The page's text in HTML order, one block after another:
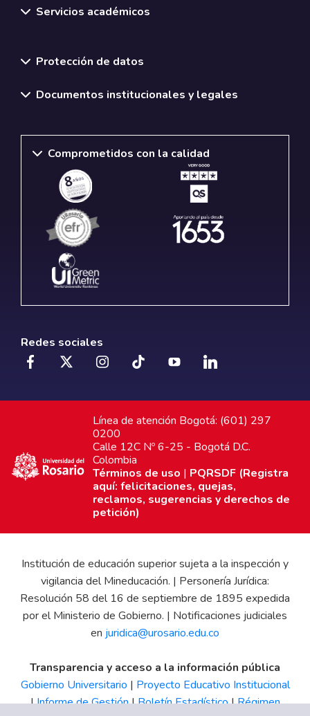
Servicios académicos
Protección de datos
Documentos institucionales y legales
Comprometidos con la calidad
Redes sociales
Línea de atención Bogotá: (601) 297
0200
Calle 12C Nº 6-25 - Bogotá D.C.
Colombia
Términos de uso | PQRSDF (Registra
aquí: felicitaciones, quejas,
reclamos, sugerencias y derechos de
petición)
Institución de educación superior sujeta a la inspección y
vigilancia del Mineducación. | Personería Jurídica:
Resolución 58 del 16 de septiembre de 1895 expedida
por el Ministerio de Gobierno. | Notificaciones judiciales
en juridica@urosario.edu.co
Transparencia y acceso a la información pública
Gobierno Universitario | Proyecto Educativo Institucional
|Informe de Gestión|Boletín Estadístico|Régimen